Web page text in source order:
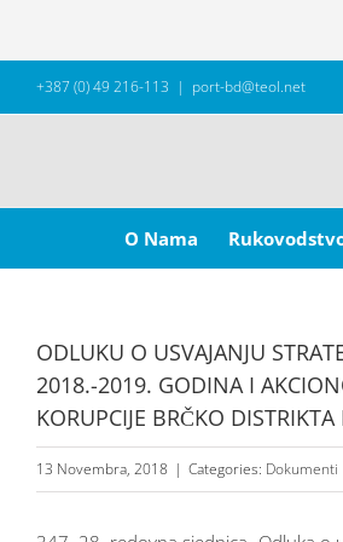
+387 (0) 49 216-113 | port-bd@teol.net
for:
O Nama
ODLUKU O USVAJANJU
2018.-2019. GODINA I
KORUPCIJE BRČKO
13 Novembra, 2018 | Categories: Dokumenti